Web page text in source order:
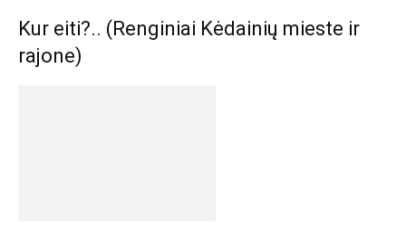
Kur eiti?.. (Renginiai Kėdainių mieste ir
rajone)